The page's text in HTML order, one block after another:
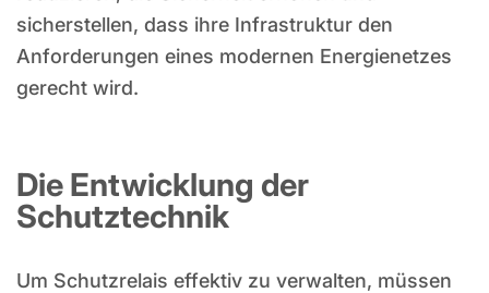
sicherstellen, dass ihre Infrastruktur den
Anforderungen eines modernen Energienetzes
gerecht wird.
Die Entwicklung der
Schutztechnik
Um Schutzrelais effektiv zu verwalten, müssen